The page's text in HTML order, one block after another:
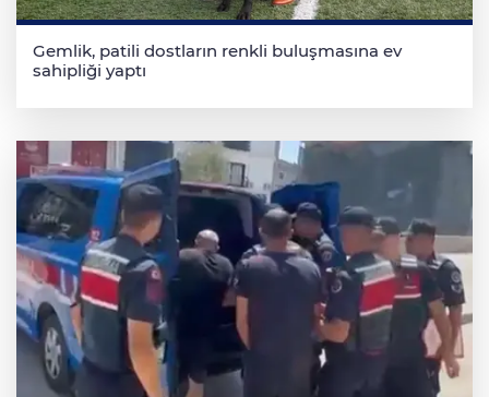
Gemlik, patili dostların renkli buluşmasına ev
sahipliği yaptı